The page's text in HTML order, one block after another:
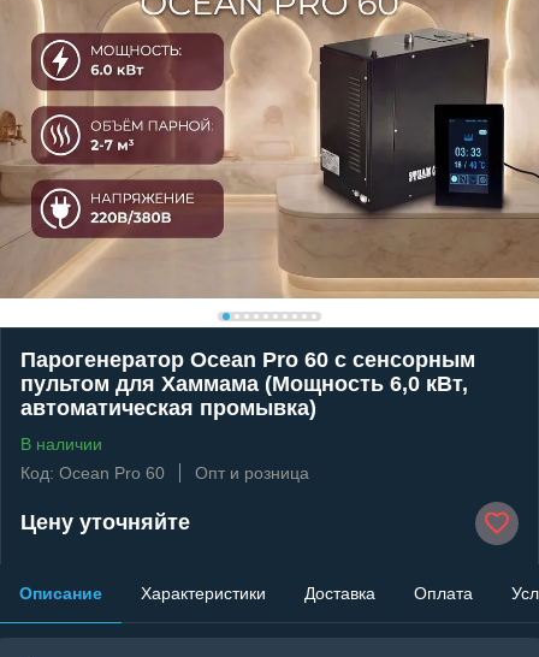
Парогенератор Ocean Pro 60 c сенсорным
пультом для Хаммама (Мощность 6,0 кВт,
автоматическая промывка)
В наличии
Код: Ocean Pro 60
Опт и розница
Цену уточняйте
Описание Характеристики Доставка Оплата